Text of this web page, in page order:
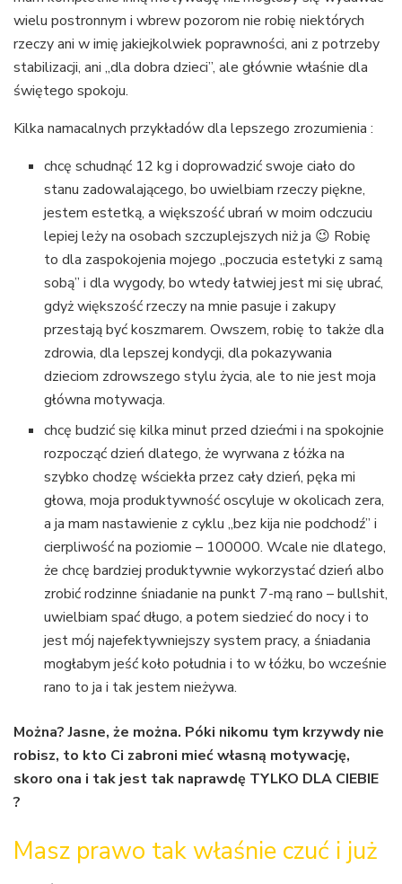
wielu postronnym i wbrew pozorom nie robię niektórych
rzeczy ani w imię jakiejkolwiek poprawności, ani z potrzeby
stabilizacji, ani „dla dobra dzieci”, ale głównie właśnie dla
świętego spokoju.
Kilka namacalnych przykładów dla lepszego zrozumienia :
chcę schudnąć 12 kg i doprowadzić swoje ciało do
stanu zadowalającego, bo uwielbiam rzeczy piękne,
jestem estetką, a większość ubrań w moim odczuciu
lepiej leży na osobach szczuplejszych niż ja 😉 Robię
to dla zaspokojenia mojego „poczucia estetyki z samą
sobą” i dla wygody, bo wtedy łatwiej jest mi się ubrać,
gdyż większość rzeczy na mnie pasuje i zakupy
przestają być koszmarem. Owszem, robię to także dla
zdrowia, dla lepszej kondycji, dla pokazywania
dzieciom zdrowszego stylu życia, ale to nie jest moja
główna motywacja.
chcę budzić się kilka minut przed dziećmi i na spokojnie
rozpocząć dzień dlatego, że wyrwana z łóżka na
szybko chodzę wściekła przez cały dzień, pęka mi
głowa, moja produktywność oscyluje w okolicach zera,
a ja mam nastawienie z cyklu „bez kija nie podchodź” i
cierpliwość na poziomie – 100000. Wcale nie dlatego,
że chcę bardziej produktywnie wykorzystać dzień albo
zrobić rodzinne śniadanie na punkt 7-mą rano – bullshit,
uwielbiam spać długo, a potem siedzieć do nocy i to
jest mój najefektywniejszy system pracy, a śniadania
mogłabym jeść koło południa i to w łóżku, bo wcześnie
rano to ja i tak jestem nieżywa.
Można? Jasne, że można. Póki nikomu tym krzywdy nie
robisz, to kto Ci zabroni mieć własną motywację,
skoro ona i tak jest tak naprawdę TYLKO DLA CIEBIE
?
Masz prawo tak właśnie czuć i już